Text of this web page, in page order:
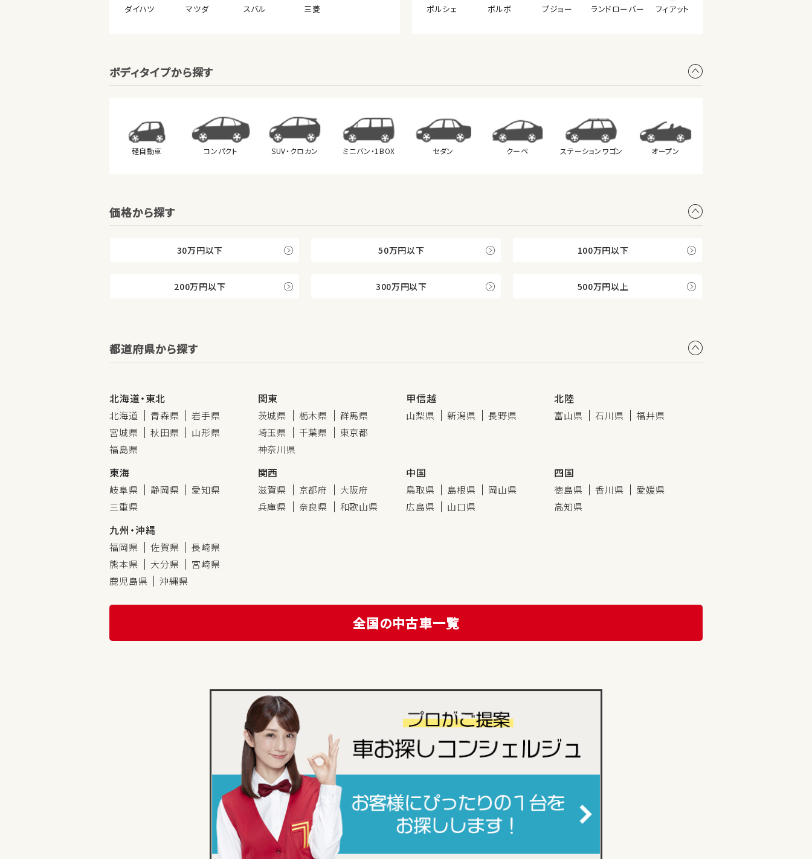
ダイハツ マツダ スバル 三菱 ポルシェ ボルボ プジョー ランドローバー フィアット
ボディタイプから探す
軽自動車 コンパクト SUV・クロカン ミニバン・1BOX セダン クーペ ステーション ワゴン オープン
価格から探す
30万円以下 50万円以下 100万円以下
200万円以下 300万円以下 500万円以上
都道府県から探す
北海道・東北
北海道 青森県
岩手県
宮城県
秋田県
山形県
福島県
関東
茨城県 栃木県
群馬県
埼玉県
千葉県
東京都
神奈川県
甲信越
山梨県 新潟県 長野県
北陸
富山県 石川県 福井県
東海
岐阜県 静岡県
愛知県
三重県
関西
滋賀県 京都府
大阪府
兵庫県
奈良県 和歌山県
中国
鳥取県 島根県
岡山県
広島県
山口県
四国
徳島県 香川県
愛媛県
高知県
九州・沖縄
福岡県 佐賀県
長崎県
熊本県
大分県
宮崎県
鹿児島県
沖縄県
全国の中古車一覧